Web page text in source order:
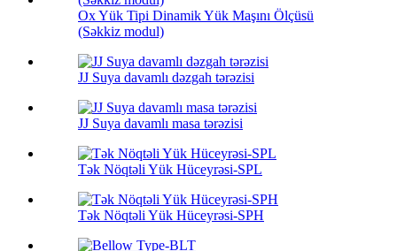
Ox Yük Tipi Dinamik Yük Maşını Ölçüsü
(Səkkiz modul)
JJ Suya davamlı dəzgah tərəzisi
JJ Suya davamlı masa tərəzisi
Tək Nöqtəli Yük Hüceyrəsi-SPL
Tək Nöqtəli Yük Hüceyrəsi-SPH